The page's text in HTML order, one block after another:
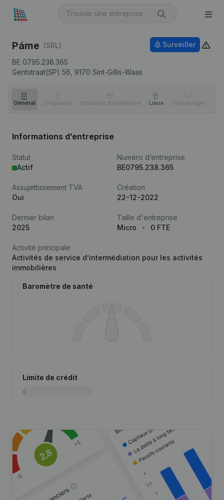
Páme (SRL)
BE 0795.238.365
Gentstraat(SP) 56, 9170 Sint-Gillis-Waas
Surveiller
Général Dirigeants Structure d'entreprise Lieux Chronologie
Informations d’entreprise
Statut
Actif
Numéro d’entreprise
BE0795.238.365
Assujettissement TVA
Oui
Création
22-12-2022
Dernier bilan
2025
Taille d'entreprise
Micro
0 FTE
Activité principale
Activités de service d’intermédiation pour les activités
immobilières
Baromètre de santé
Limite de crédit